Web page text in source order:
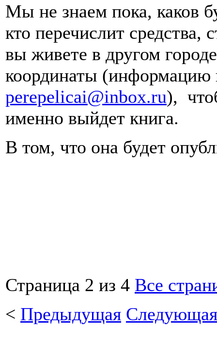
Мы не знаем пока, каков
кто перечислит средства,
вы живете в другом
координаты
perepelicai@inbox.ru),
именно выйдет книга.
В том, что она будет
Страница 2 из 4 Все
< Предыдущая Следующая